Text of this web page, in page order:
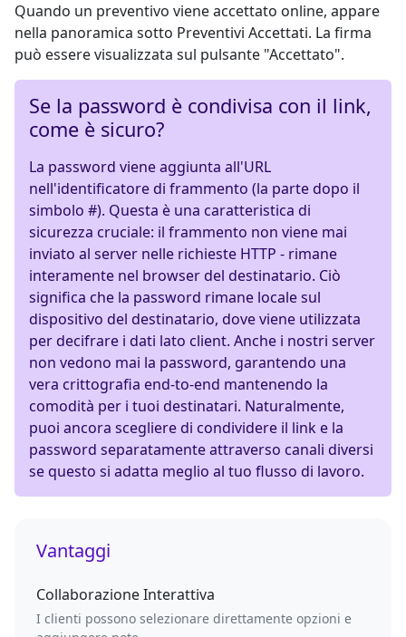
Quando un preventivo viene accettato online, appare
nella panoramica sotto Preventivi Accettati. La firma
può essere visualizzata sul pulsante "Accettato".
Se la password è condivisa con il link,
come è sicuro?
La password viene aggiunta all'URL
nell'identificatore di frammento (la parte dopo il
simbolo #). Questa è una caratteristica di
sicurezza cruciale: il frammento non viene mai
inviato al server nelle richieste HTTP - rimane
interamente nel browser del destinatario. Ciò
significa che la password rimane locale sul
dispositivo del destinatario, dove viene utilizzata
per decifrare i dati lato client. Anche i nostri server
non vedono mai la password, garantendo una
vera crittografia end-to-end mantenendo la
comodità per i tuoi destinatari. Naturalmente,
puoi ancora scegliere di condividere il link e la
password separatamente attraverso canali diversi
se questo si adatta meglio al tuo flusso di lavoro.
Vantaggi
Collaborazione Interattiva
I clienti possono selezionare direttamente opzioni e